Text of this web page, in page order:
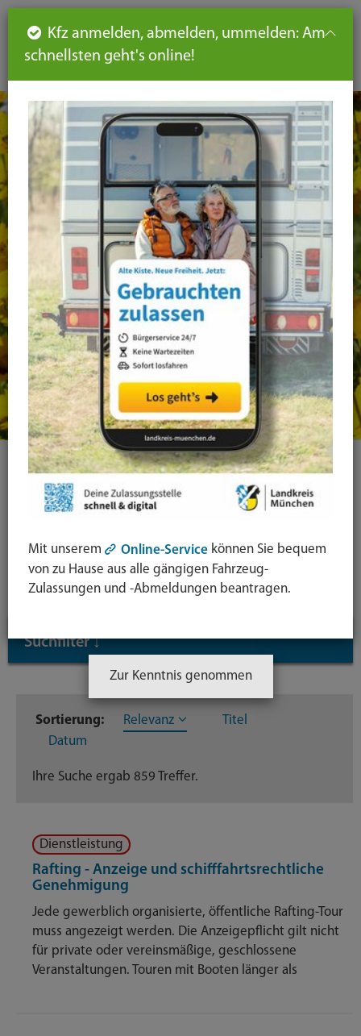
DE
Ihre Suche
Lupe:
Taste
Suche in leichter Sprache
Suchfilter↓
Dateien
Nachrichten
Themenseite
Veröffentlichungen 9
Sortierung: Relevanz
Titel
Datum
Ihre Suche ergab 859 Treffer.
Dienstleistung
Rafting - Anzeige und schifffahrtsrechtliche
Genehmigung
Jede gewerblich organisierte, öffentliche Rafting-Tour
muss angezeigt werden. Die Anzeigepflicht gilt nicht
für private oder vereinsmäßige, geschlossene
Veranstaltungen. Touren mit Booten länger als
Seiteninhalt
Hauptnavigation
Seitennavigation
leichte
Sprache
Kfz anmelden, abmelden, ummelden: Am
schnellsten geht's online!
Mit unserem Online-Service können Sie bequem
von zu Hause aus alle gängigen Fahrzeug-
Zulassungen und -Abmeldungen beantragen.
Zur Kenntnis genommen